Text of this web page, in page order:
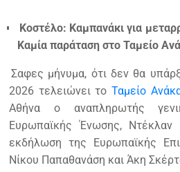
Κοστέλο: Καμπανάκι για
Καμία παράταση στο Ταμείο
Σαφες μήνυμα, ότι δεν θα
2026 τελειώνει τοΤαμείο
Αθήνα ο αναπληρωτής
Ευρωπαϊκής Ένωσης, Ντέκλαν
εκδήλωση της Ευρωπαϊκής
Νίκου Παπαθανάση και Άκη